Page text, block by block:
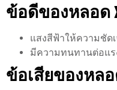
ข้อดีของหลอด
แสงสีฟ้าให้ความชัด
มีความทนทานต่อแร
ข้อเสียของหลอด